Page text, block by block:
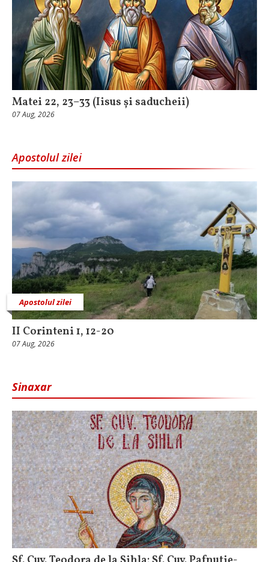
Matei 22, 23–33 (Iisus și saducheii)
07 Aug, 2026
Apostolul zilei
Apostolul zilei
II Corinteni 1, 12-20
07 Aug, 2026
Sinaxar